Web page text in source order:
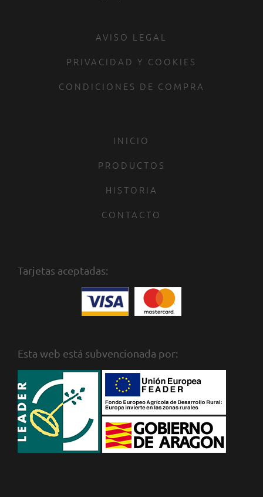
AVISO LEGAL
PRIVACIDAD Y COOKIES
CONDICIONES DE COMPRA
INICIO
PRODUCTOS
HISTORIA
CONTACTO
Tarjetas aceptadas:
Esta web está subvencionada por: